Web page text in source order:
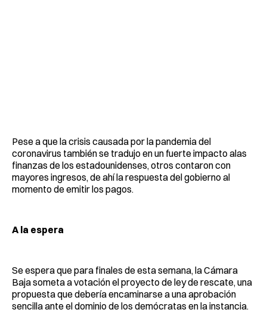
Pese a que la crisis causada por la pandemia del
coronavirus también se tradujo en un fuerte impacto alas
finanzas de los estadounidenses, otros contaron con
mayores ingresos, de ahí la respuesta del gobierno al
momento de emitir los pagos.
A la espera
Se espera que para finales de esta semana, la Cámara
Baja someta a votación el proyecto de ley de rescate, una
propuesta que debería encaminarse a una aprobación
sencilla ante el dominio de los demócratas en la instancia.